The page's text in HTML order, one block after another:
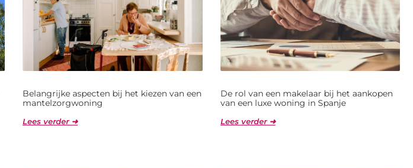
Belangrijke aspecten bij het kiezen van een
mantelzorgwoning
Lees verder ➜
De rol van een makelaar bij het aankopen
van een luxe woning in Spanje
Lees verder ➜